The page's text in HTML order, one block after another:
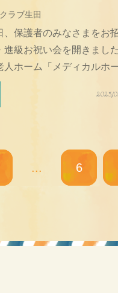
ラブ生田
、保護者のみなさまをお
進級お祝い会を開きました
人ホーム「メディカルホ
2025/
... 6